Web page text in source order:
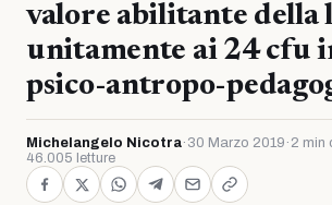
valore abilitante della
unitamente ai 24 cfu
psico-antropo-
Michelangelo Nicotra· 30 Marzo 2019 · 2 min
46.005 letture